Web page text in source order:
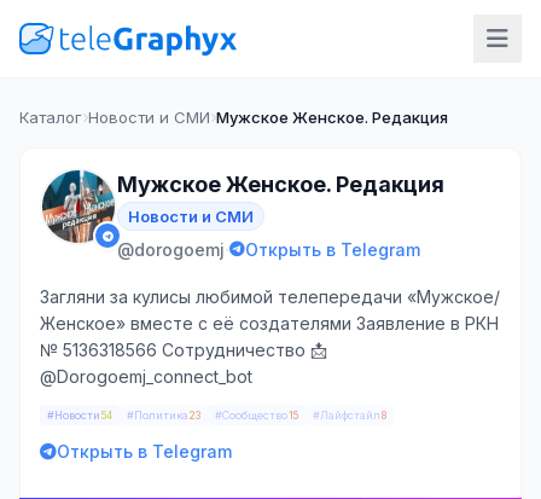
Каталог Новости и СМИ Мужское Женское. Редакция
Мужское Женское. Редакция
Новости и СМИ
@dorogoemj· Открыть в Telegram
Загляни за кулисы любимой телепередачи «Мужское/
Женское» вместе с её создателями Заявление в РКН
№ 5136318566 Сотрудничество 📩
@Dorogoemj_connect_bot
#Новости 54 #Политика 23 #Сообщество15 #Лайфстайл 8
Открыть в Telegram